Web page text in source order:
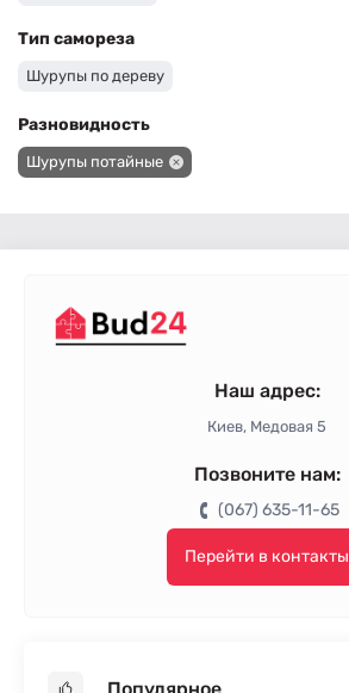
Тип самореза
Шурупы по дереву
Разновидность
Шурупы потайные
Наш адрес:
Киев, Медовая 5
Позвоните нам:
(067) 635-11-65
Перейти в контакты